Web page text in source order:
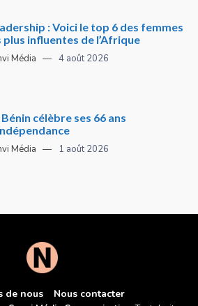
: Voici le top 6 des femmes
plus influentes de l’Afrique
Média 4 août 2026
Bénin célèbre ses 66 ans
Média 1 août 2026
de nous Nous contacter